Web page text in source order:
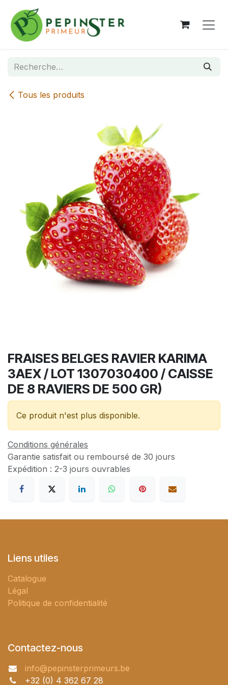
Se rendre au contenu
Tous les produits
FRAISES BELGES RAVIER KARIMA
3AEX / LOT 1307030400 / CAISSE
DE 8 RAVIERS DE 500 GR)
Ce produit n'est plus disponible.
Conditions générales
Garantie satisfait ou remboursé de 30 jours
Expédition : 2-3 jours ouvrables
Liens utiles
Catalogue
Légal
Politique de confidentialité
Contactez-nous
info@pepinsterprimeurs.be
+32 (0) 4 362 67 28